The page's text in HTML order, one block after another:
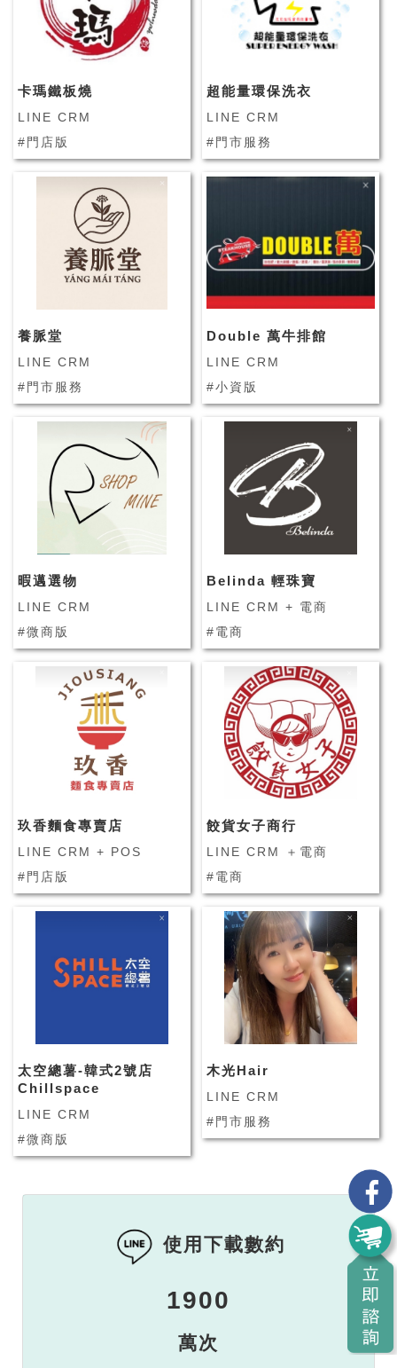
卡瑪鐵板燒
LINE CRM
#門店版
超能量環保洗衣
LINE CRM
#門市服務
養脈堂
LINE CRM
#門市服務
Double 萬牛排館
LINE CRM
#小資版
暇邁選物
LINE CRM
#微商版
Belinda 輕珠寶
LINE CRM + 電商
#電商
玖香麵食專賣店
LINE CRM + POS
#門店版
餃貨女子商行
LINE CRM ＋電商
#電商
太空總薯-韓式2號店
Chillspace
LINE CRM
#微商版
木光Hair
LINE CRM
#門市服務
使用下載數約
1900
萬次